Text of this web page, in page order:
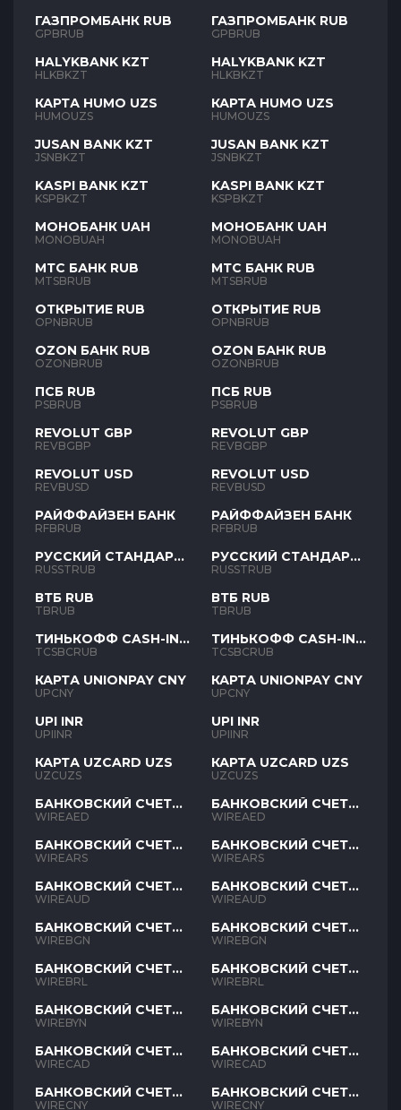
ГАЗПРОМБАНК RUB
GPBRUB
HALYKBANK KZT
HLKBKZT
КАРТА HUMO UZS
HUMOUZS
JUSAN BANK KZT
JSNBKZT
KASPI BANK KZT
KSPBKZT
МОНОБАНК UAH
MONOBUAH
МТС БАНК RUB
MTSBRUB
ОТКРЫТИЕ RUB
OPNBRUB
OZON БАНК RUB
OZONBRUB
ПСБ RUB
PSBRUB
REVOLUT GBP
REVBGBP
REVOLUT USD
REVBUSD
РАЙФФАЙЗЕН БАНК
RFBRUB
РУССКИЙ СТАНДАРТ
RUB
RUSSTRUB
ВТБ RUB
TBRUB
ТИНЬКОФФ CASH-IN
RUB
TCSBCRUB
КАРТА UNIONPAY CNY
UPCNY
UPI INR
UPIINR
КАРТА UZCARD UZS
UZCUZS
БАНКОВСКИЙ СЧЕТ
AED
WIREAED
БАНКОВСКИЙ СЧЕТ
ARS
WIREARS
БАНКОВСКИЙ СЧЕТ
AUD
WIREAUD
БАНКОВСКИЙ СЧЕТ
BGN
WIREBGN
БАНКОВСКИЙ СЧЕТ
BRL
WIREBRL
БАНКОВСКИЙ СЧЕТ
BYN
WIREBYN
БАНКОВСКИЙ СЧЕТ
CAD
WIRECAD
БАНКОВСКИЙ СЧЕТ
CNY
WIRECNY
ГАЗПРОМБАНК RUB
GPBRUB
HALYKBANK KZT
HLKBKZT
КАРТА HUMO UZS
HUMOUZS
JUSAN BANK KZT
JSNBKZT
KASPI BANK KZT
KSPBKZT
МОНОБАНК UAH
MONOBUAH
МТС БАНК RUB
MTSBRUB
ОТКРЫТИЕ RUB
OPNBRUB
OZON БАНК RUB
OZONBRUB
ПСБ RUB
PSBRUB
REVOLUT GBP
REVBGBP
REVOLUT USD
REVBUSD
РАЙФФАЙЗЕН БАНК
RFBRUB
РУССКИЙ СТАНДАРТ
RUB
RUSSTRUB
ВТБ RUB
TBRUB
ТИНЬКОФФ CASH-IN
RUB
TCSBCRUB
КАРТА UNIONPAY CNY
UPCNY
UPI INR
UPIINR
КАРТА UZCARD UZS
UZCUZS
БАНКОВСКИЙ СЧЕТ
AED
WIREAED
БАНКОВСКИЙ СЧЕТ
ARS
WIREARS
БАНКОВСКИЙ СЧЕТ
AUD
WIREAUD
БАНКОВСКИЙ СЧЕТ
BGN
WIREBGN
БАНКОВСКИЙ СЧЕТ
BRL
WIREBRL
БАНКОВСКИЙ СЧЕТ
BYN
WIREBYN
БАНКОВСКИЙ СЧЕТ
CAD
WIRECAD
БАНКОВСКИЙ СЧЕТ
CNY
WIRECNY